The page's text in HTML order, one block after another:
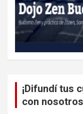
¡Difundí tus
con